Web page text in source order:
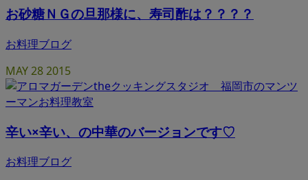
お砂糖ＮＧの旦那様に、寿司酢は？？？？
お料理ブログ
MAY282015
辛い×辛い、の中華のバージョンです♡
お料理ブログ